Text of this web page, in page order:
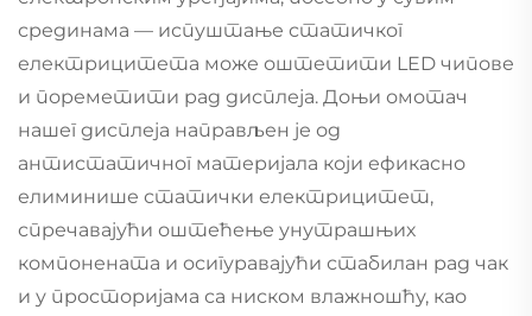
срединама — испуштање статичког
електрицитета може оштетити LED чипове
и пореметити рад дисплеја. Доњи омотач
нашег дисплеја направљен је од
антистатичног материјала који ефикасно
елиминише статички електрицитет,
спречавајући оштећење унутрашњих
компонената и осигуравајући стабилан рад чак
и у просторијама са ниском влажношћу, као